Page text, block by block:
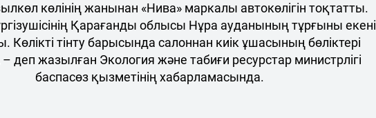
көлінің жанынан «Нива» маркалы автокөлігін тоқтатты.
Қарағанды облысы Нұра ауданының тұрғыны екені
Көлікті тінту барысында салоннан киік ұшасының бөліктері
деп жазылған Экология және табиғи ресурстар министрлігі
баспасөз қызметінің хабарламасында.